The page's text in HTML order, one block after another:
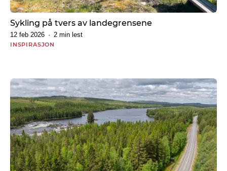
m
a
s
j
o
n
s
p
i
r
a
s
j
o
n
Sykling på tvers av landegrensene
12 feb 2026 2 min lest
INSPIRASJON